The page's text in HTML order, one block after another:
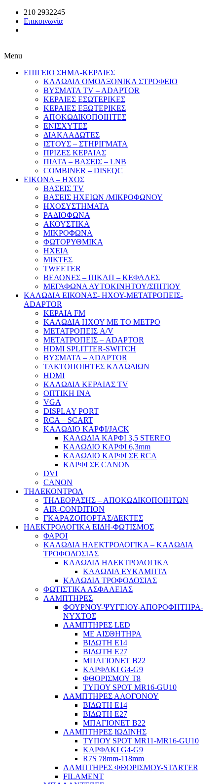
210 2932245
Επικοινωνία
Menu
ΕΠΙΓΕΙΟ ΣΗΜΑ-ΚΕΡΑΙΕΣ
ΚΑΛΩΔΙΑ ΟΜΟΑΞΟΝΙΚΑ ΣΤΡΟΦΕΙΟ
ΒΥΣΜΑΤΑ TV – ADAPTOR
ΚΕΡΑΙΕΣ ΕΣΩΤΕΡΙΚΕΣ
ΚΕΡΑΙΕΣ ΕΞΩΤΕΡΙΚΕΣ
ΑΠΟΚΩΔΙΚΟΠΟΙΗΤΕΣ
ΕΝΙΣΧΥΤΕΣ
ΔΙΑΚΛΑΔΩΤΕΣ
ΙΣΤΟΥΣ – ΣΤΗΡΙΓΜΑΤΑ
ΠΡΙΖΕΣ ΚΕΡΑΙΑΣ
ΠΙΑΤΑ – ΒΑΣΕΙΣ – LNB
COMBINER – DISEQC
EIKONA – ΗΧΟΣ
ΒΑΣΕΙΣ TV
ΒΑΣΕΙΣ ΗΧΕΙΩΝ /ΜΙΚΡΟΦΩΝΟΥ
ΗΧΟΣΥΣΤΗΜΑΤΑ
ΡΑΔΙΟΦΩΝΑ
ΑΚΟΥΣΤΙΚΑ
ΜΙΚΡΟΦΩΝΑ
ΦΩΤΟΡΥΘΜΙΚΑ
ΗΧΕΙΑ
ΜΙΚΤΕΣ
TWEETER
ΒΕΛΟΝΕΣ – ΠΙΚΑΠ – ΚΕΦΑΛΕΣ
ΜΕΓΑΦΩΝΑ ΑΥΤΟΚΙΝΗΤΟΥ/ΣΠΙΤΙΟΥ
ΚΑΛΩΔΙΑ ΕΙΚΟΝΑΣ- ΗΧΟΥ-ΜΕΤΑΤΡΟΠΕΙΣ-
ADAPTOR
ΚΕΡΑΙΑ FM
ΚΑΛΩΔΙΑ ΗΧΟΥ ΜΕ ΤΟ ΜΕΤΡΟ
ΜΕΤΑΤΡΟΠΕΙΣ A/V
ΜΕΤΑΤΡΟΠΕΙΣ – ADAPTOR
HDMI SPLITTER-SWITCH
ΒΥΣΜΑΤΑ – ADAPTOR
ΤΑΚΤΟΠΟΙΗΤΕΣ ΚΑΛΩΔΙΩΝ
HDMI
ΚΑΛΩΔΙΑ ΚΕΡΑΙΑΣ TV
ΟΠΤΙΚΗ ΙΝΑ
VGA
DISPLAY PORT
RCA – SCART
ΚΑΛΩΔΙΟ ΚΑΡΦΙ/JACK
ΚΑΛΩΔΙΑ ΚΑΡΦΙ 3,5 STEREO
ΚΑΛΩΔΙΟ ΚΑΡΦΙ 6,3mm
ΚΑΛΩΔΙΟ ΚΑΡΦΙ ΣΕ RCA
ΚΑΡΦΙ ΣΕ CANON
DVI
CANON
ΤΗΛΕΚΟΝΤΡΟΛ
ΤΗΛΕΟΡΑΣΗΣ – ΑΠΟΚΩΔΙΚΟΠΟΙΗΤΩΝ
AIR-CONDITION
ΓΚΑΡΑΖΟΠΟΡΤΑΣ/ΔΕΚΤΕΣ
ΗΛΕΚΤΡΟΛΟΓΙΚΑ ΕΙΔΗ-ΦΩΤΙΣΜΟΣ
ΦΑΡΟΙ
ΚΑΛΩΔΙΑ ΗΛΕΚΤΡΟΛΟΓΙΚΑ – ΚΑΛΩΔΙΑ
ΤΡΟΦΟΔΟΣΙΑΣ
ΚΑΛΩΔΙΑ ΗΛΕΚΤΡΟΛΟΓΙΚΑ
ΚΑΛΩΔΙΑ ΕΥΚΑΜΠΤΑ
ΚΑΛΩΔΙΑ ΤΡΟΦΟΔΟΣΙΑΣ
ΦΩΤΙΣΤΙΚΑ ΑΣΦΑΛΕΙΑΣ
ΛΑΜΠΤΗΡΕΣ
ΦΟΥΡΝΟΥ-ΨΥΓΕΙΟΥ-ΑΠΟΡΟΦΗΤΗΡΑ-
ΝΥΧΤΟΣ
ΛΑΜΠΤΗΡΕΣ LED
ΜΕ ΑΙΣΘΗΤΗΡΑ
ΒΙΔΩΤΗ Ε14
ΒΙΔΩΤΗ Ε27
ΜΠΑΓΙΟΝΕΤ Β22
ΚΑΡΦΑΚΙ G4-G9
ΦΘΟΡΙΣΜΟΥ Τ8
ΤΥΠΟΥ SPOT MR16-GU10
ΛΑΜΠΤΗΡΕΣ ΑΛΟΓΟΝΟΥ
ΒΙΔΩΤΗ Ε14
ΒΙΔΩΤΗ Ε27
ΜΠΑΓΙΟΝΕΤ Β22
ΛΑΜΠΤΗΡΕΣ ΙΩΔΙΝΗΣ
ΤΥΠΟΥ SPOT MR11-MR16-GU10
ΚΑΡΦΑΚΙ G4-G9
R7S 78mm-118mm
ΛΑΜΠΤΗΡΕΣ ΦΘΟΡΙΣΜΟΥ-STARTER
FILAMENT